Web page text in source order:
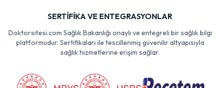
SERTİFİKA VE ENTEGRASYONLAR
Doktorsitesi.com Sağlık Bakanlığı onaylı ve entegreli bir sağlık bilgi
platformudur. Sertifikaları ile tescillenmiş güvenilir altyapısıyla
sağlık hizmetlerine erişim sağlar.